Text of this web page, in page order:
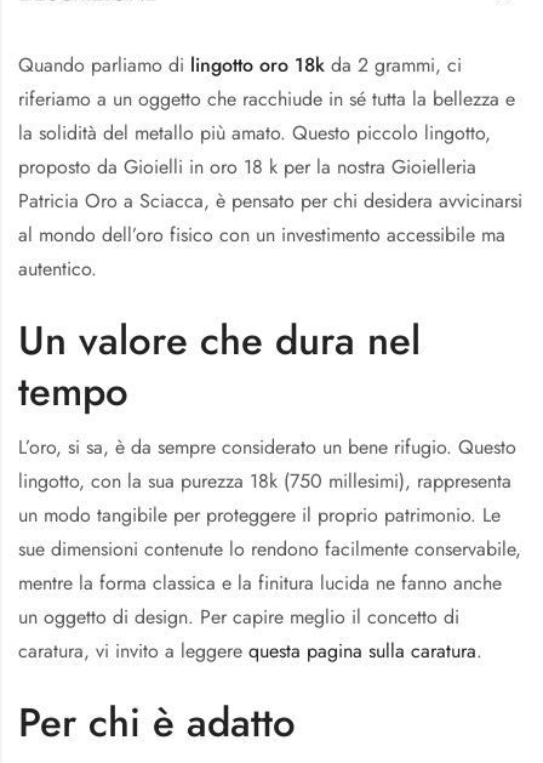
Quando parliamo di lingotto oro 18k da 2 grammi, ci
riferiamo a un oggetto che racchiude in sé tutta la bellezza e
la solidità del metallo più amato. Questo piccolo lingotto,
proposto da Gioielli in oro 18 k per la nostra Gioielleria
Patricia Oro a Sciacca, è pensato per chi desidera avvicinarsi
al mondo dell’oro fisico con un investimento accessibile ma
autentico.
Un valore che dura nel
tempo
L’oro, si sa, è da sempre considerato un bene rifugio. Questo
lingotto, con la sua purezza 18k (750 millesimi), rappresenta
un modo tangibile per proteggere il proprio patrimonio. Le
sue dimensioni contenute lo rendono facilmente conservabile,
mentre la forma classica e la finitura lucida ne fanno anche
un oggetto di design. Per capire meglio il concetto di
caratura, vi invito a leggere questa pagina sulla caratura.
Per chi è adatto